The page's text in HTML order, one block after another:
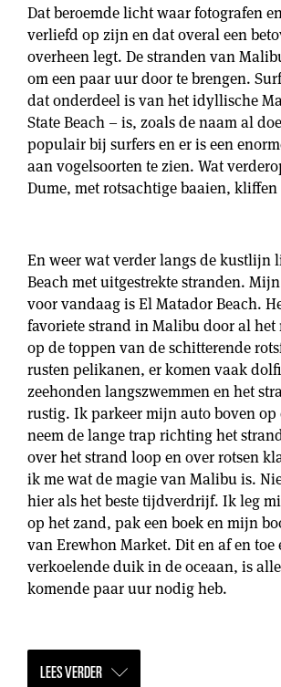
Dat beroemde licht waar fotografen
verliefd op zijn en dat overal een
overheen legt. De stranden van
om een paar uur door te brengen.
dat onderdeel is van het idyllische
State Beach – is, zoals de naam al
populair bij surfers en er is een
aan vogelsoorten te zien. Wat
Dume, met rotsachtige baaien,
En weer wat verder langs de kustlijn
Beach met uitgestrekte stranden.
voor vandaag is El Matador Beach.
favoriete strand in Malibu door al
op de toppen van de schitterende
rusten pelikanen, er komen vaak
zeehonden langszwemmen en het
rustig. Ik parkeer mijn auto boven
neem de lange trap richting het
over het strand loop en over rotsen
ik me wat de magie van Malibu is.
hier als het beste tijdverdrijf. Ik leg
op het zand, pak een boek en mijn
van Erewhon Market. Dit en af en toe
verkoelende duik in de oceaan, is
komende paar uur nodig heb.
LEES VERDER